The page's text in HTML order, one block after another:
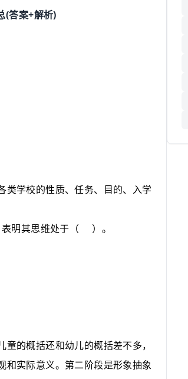
(答案+解析)
类学校的性质、任务、目的、入学
表明其思维处于 （ ） 。
的概括还和幼儿的概括差不多，
和实际意义。第二阶段是形象抽象